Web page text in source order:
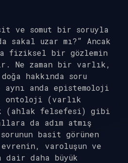
ve somut bir soruyla
sakal uzar mı?” Ancak
fiziksel bir gözlemin
Ne zaman bir varlık,
hakkında soru
aynı anda epistemoloji
(varlık
felsefesi) gibi
da adım atmış
basit görünen
varoluşun ve
dair daha büyük